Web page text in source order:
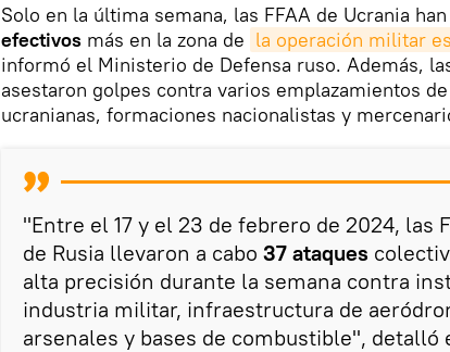
Solo en la última semana, las FFAA de Ucrania
efectivos más en la zona de la operación militar
informó el Ministerio de Defensa ruso. Además,
asestaron golpes contra varios emplazamientos
ucranianas, formaciones nacionalistas y
"Entre el 17 y el 23 de febrero de 2024, las
de Rusia llevaron a cabo 37 ataques
alta precisión durante la semana contra
industria militar, infraestructura de
arsenales y bases de combustible", detalló